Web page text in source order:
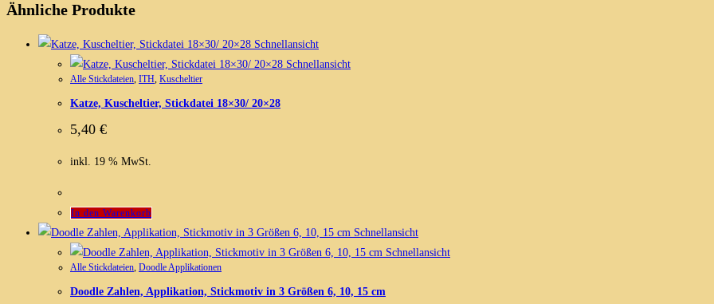
Ähnliche Produkte
Schnellansicht
Schnellansicht
Alle Stickdateien, ITH, Kuscheltier
Katze, Kuscheltier, Stickdatei 18×30/ 20×28
5,40 €
inkl. 19 % MwSt.
In den Warenkorb
Schnellansicht
Schnellansicht
Alle Stickdateien, Doodle Applikationen
Doodle Zahlen, Applikation, Stickmotiv in 3 Größen 6, 10, 15 cm